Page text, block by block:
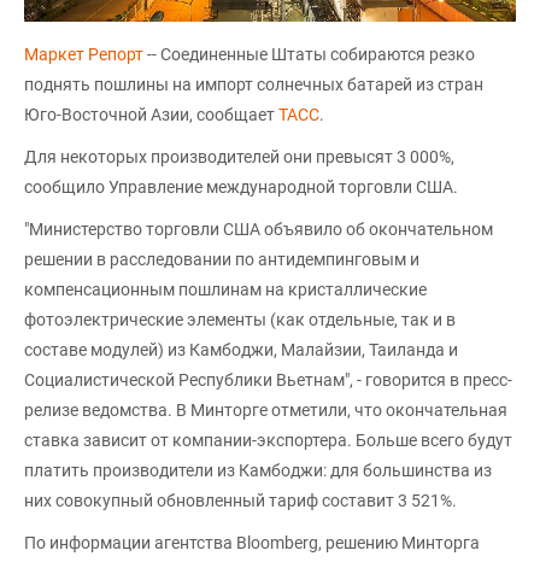
Маркет Репорт-- Соединенные Штаты собираются резко
поднять пошлины на импорт солнечных батарей из стран
Юго-Восточной Азии, сообщаетТАСС.
Для некоторых производителей они превысят 3 000%,
сообщило Управление международной торговли США.
"Министерство торговли США объявило об окончательном
решении в расследовании по антидемпинговым и
компенсационным пошлинам на кристаллические
фотоэлектрические элементы (как отдельные, так и в
составе модулей) из Камбоджи, Малайзии, Таиланда и
Социалистической Республики Вьетнам", - говорится в пресс-
релизе ведомства. В Минторге отметили, что окончательная
ставка зависит от компании-экспортера. Больше всего будут
платить производители из Камбоджи: для большинства из
них совокупный обновленный тариф составит 3 521%.
По информации агентства Bloomberg, решению Минторга